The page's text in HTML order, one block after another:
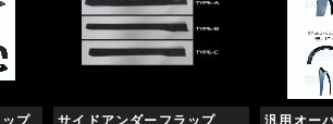
プ
サイドアンダーフラップ
汎用オ